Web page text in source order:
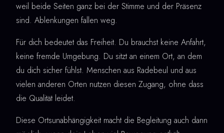
weil beide Seiten ganz bei der Stimme und der Präsenz
sind. Ablenkungen fallen weg.
Für dich bedeutet das Freiheit. Du brauchst keine Anfahrt,
keine fremde Umgebung. Du sitzt an einem Ort, an dem
du dich sicher fühlst. Menschen aus Radebeul und aus
vielen anderen Orten nutzen diesen Zugang, ohne dass
die Qualität leidet.
Diese Ortsunabhängigkeit macht die Begleitung auch dann